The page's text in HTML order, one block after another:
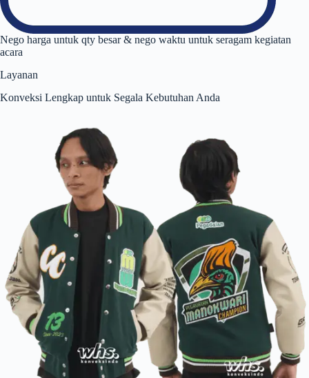
Nego harga untuk qty besar & nego waktu untuk seragam kegiatan
acara
Layanan
Konveksi Lengkap untuk Segala Kebutuhan Anda